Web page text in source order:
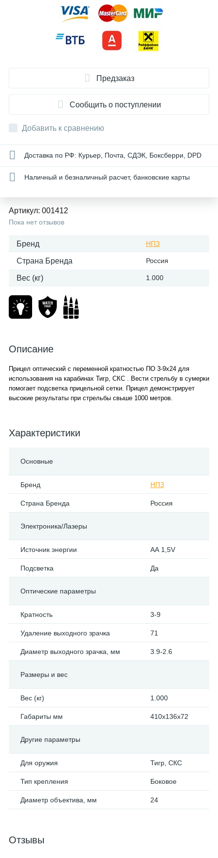
Предзаказ
Сообщить о поступлении
Добавить к сравнению
Доставка по РФ: Курьер, Почта, СДЭК, Боксберри, DPD
Наличный и безналичный расчет, банковские карты
Артикул: 001412
Пока нет отзывов
Бренд НПЗ
Страна Бренда Россия
Вес (кг) 1.000
Описание
Прицел оптический с переменной кратностью ПО 3-9x24 для
использования на карабинах Тигр, СКС . Вести стрельбу в сумерки
помогает подсветка прицельной сетки. Прицел демонстрирует
высокие результаты при стрельбы свыше 1000 метров.
Характеристики
Основные
Бренд НПЗ
Страна Бренда Россия
Электроника/Лазеры
Источник энергии АА 1,5V
Подсветка Да
Оптические параметры
Кратность 3-9
Удаление выходного зрачка 71
Диаметр выходного зрачка, мм 3.9-2.6
Размеры и вес
Вес (кг) 1.000
Габариты мм 410x136x72
Другие параметры
Для оружия Тигр, СКС
Тип крепления Боковое
Диаметр объектива, мм 24
Отзывы